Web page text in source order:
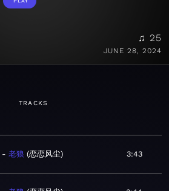
♫ 25
JUNE 28, 2024
TRACKS
老狼 恋恋风尘 3:43